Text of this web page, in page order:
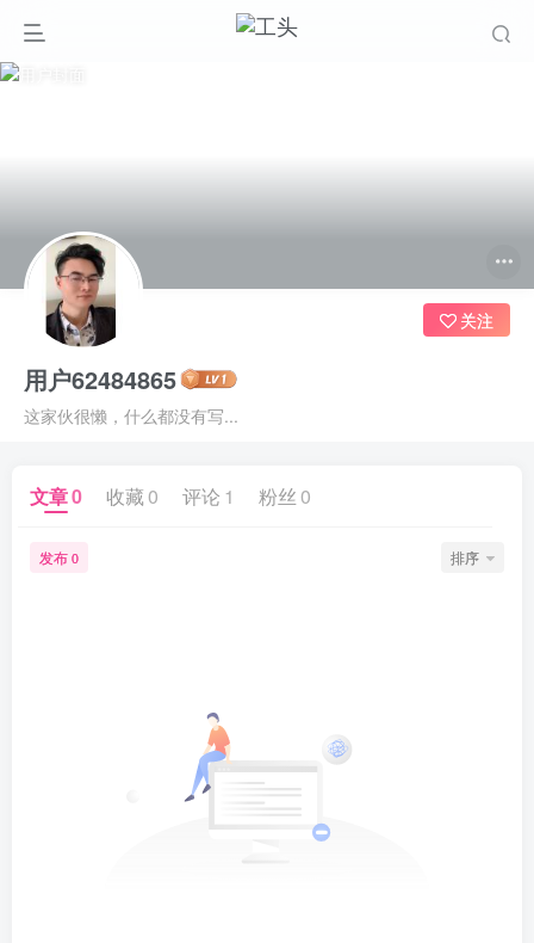
用户62484865
这家伙很懒，什么都没有写...
关注
文章0 收藏 0 评论 1 粉丝 0
发布 0 排序